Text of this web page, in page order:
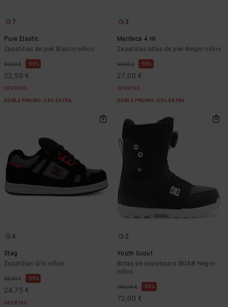
7
Pure Elastic
Zapatillas de piel Blanco niños
50,00 € 55%
22,50 €
OFERTAS
DOBLE PROMO -25% EXTRA
3
Manteca 4 Hi
Zapatillas altas de piel Negro niños
60,00 € 55%
27,00 €
OFERTAS
DOBLE PROMO -25% EXTRA
6
Stag
Zapatillas Gris niños
55,00 € 55%
24,75 €
OFERTAS
2
Youth Scout
Botas de snowboard BOA® Negro
niños
160,00 € 55%
72,00 €